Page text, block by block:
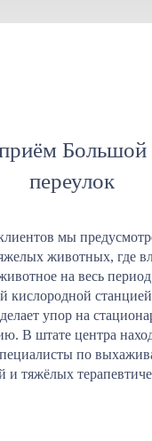
переулок
мы
животных, где
на весь
кислородной
упор на
В штате центра
по
и тяжёлых